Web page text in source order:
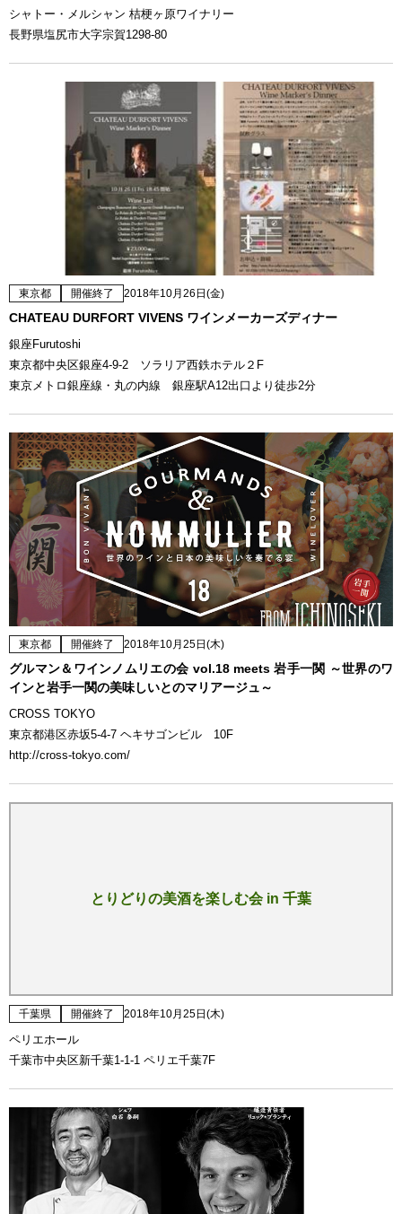
シャトー・メルシャン 桔梗ヶ原ワイナリー
長野県塩尻市大字宗賀1298-80
東京都 開催終了 2018年10月26日(金)
CHATEAU DURFORT VIVENS ワインメーカーズディナー
銀座Furutoshi
東京都中央区銀座4-9-2 ソラリア西鉄ホテル２F
東京メトロ銀座線・丸の内線 銀座駅A12出口より徒歩2分
東京都 開催終了 2018年10月25日(木)
グルマン＆ワインノムリエの会 vol.18 meets 岩手一関 ～世界のワ
インと岩手一関の美味しいとのマリアージュ～
CROSS TOKYO
東京都港区赤坂5-4-7 ヘキサゴンビル 10F
http://cross-tokyo.com/
とりどりの美酒を楽しむ会 in 千葉
千葉県 開催終了 2018年10月25日(木)
ペリエホール
千葉市中央区新千葉1-1-1 ペリエ千葉7F